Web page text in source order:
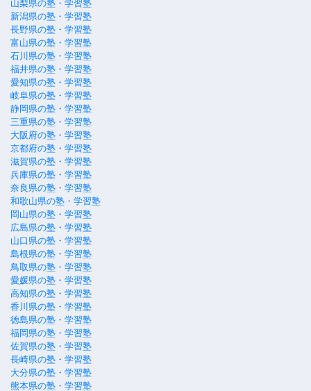
山梨県の塾・学習塾
新潟県の塾・学習塾
長野県の塾・学習塾
富山県の塾・学習塾
石川県の塾・学習塾
福井県の塾・学習塾
愛知県の塾・学習塾
岐阜県の塾・学習塾
静岡県の塾・学習塾
三重県の塾・学習塾
大阪府の塾・学習塾
京都府の塾・学習塾
滋賀県の塾・学習塾
兵庫県の塾・学習塾
奈良県の塾・学習塾
和歌山県の塾・学習塾
岡山県の塾・学習塾
広島県の塾・学習塾
山口県の塾・学習塾
島根県の塾・学習塾
鳥取県の塾・学習塾
愛媛県の塾・学習塾
高知県の塾・学習塾
香川県の塾・学習塾
徳島県の塾・学習塾
福岡県の塾・学習塾
佐賀県の塾・学習塾
長崎県の塾・学習塾
大分県の塾・学習塾
熊本県の塾・学習塾